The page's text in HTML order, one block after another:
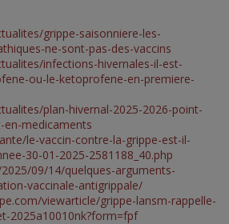
grippe-saisonniere-les-
ne-sont-pas-des-vaccins
infections-hivernales-il-est-
ou-le-ketoprofene-en-premiere-
plan-hivernal-2025-2026-point-
en-medicaments
le-vaccin-contre-la-grippe-est-il-
30-01-2025-2581188_40.php
09/14/quelques-arguments-
vaccinale-antigrippale/
viewarticle/grippe-lansm-rappelle-
2025a10010nk?form=fpf